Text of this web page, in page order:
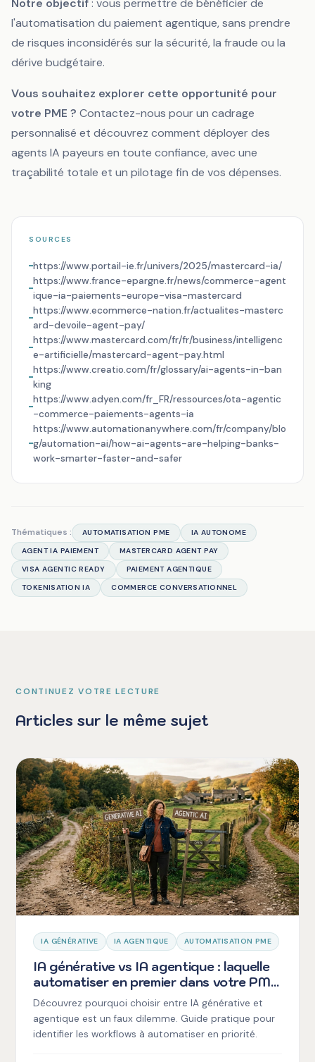
Notre objectif: vous permettre de bénéficier de
l'automatisation du paiement agentique, sans prendre
de risques inconsidérés sur la sécurité, la fraude ou la
dérive budgétaire.
Vous souhaitez explorer cette opportunité pour
votre PME ? Contactez-nous pour un cadrage
personnalisé et découvrez comment déployer des
agents IA payeurs en toute confiance, avec une
traçabilité totale et un pilotage fin de vos dépenses.
SOURCES
https://www.portail-ie.fr/univers/2025/mastercard-ia/
https://www.france-epargne.fr/news/commerce-agent
ique-ia-paiements-europe-visa-mastercard
https://www.ecommerce-nation.fr/actualites-masterc
ard-devoile-agent-pay/
https://www.mastercard.com/fr/fr/business/intelligenc
e-artificielle/mastercard-agent-pay.html
https://www.creatio.com/fr/glossary/ai-agents-in-ban
king
https://www.adyen.com/fr_FR/ressources/ota-agentic
-commerce-paiements-agents-ia
https://www.automationanywhere.com/fr/company/blo
g/automation-ai/how-ai-agents-are-helping-banks-
work-smarter-faster-and-safer
Thématiques : AUTOMATISATION PME
IA AUTONOME
AGENT IA PAIEMENT
MASTERCARD AGENT PAY
VISA AGENTIC READY
PAIEMENT AGENTIQUE
TOKENISATION IA
COMMERCE CONVERSATIONNEL
CONTINUEZ VOTRE LECTURE
Articles sur le même sujet
IA GÉNÉRATIVE IA AGENTIQUE AUTOMATISATION PME
IA générative vs IA agentique : laquelle
automatiser en premier dans votre PME
? (Spoiler : ni l'une ni l'autre)
Découvrez pourquoi choisir entre IA générative et
agentique est un faux dilemme. Guide pratique pour
identifier les workflows à automatiser en priorité.